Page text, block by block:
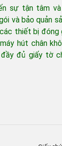
sự tận tâm
và bảo quản
thiết bị đóng
hút chân
đầy đủ giấy tờ